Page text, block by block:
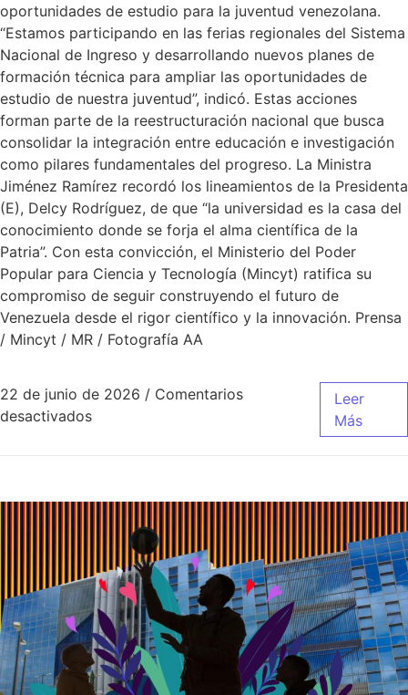
oportunidades de estudio para la juventud venezolana.
“Estamos participando en las ferias regionales del Sistema
Nacional de Ingreso y desarrollando nuevos planes de
formación técnica para ampliar las oportunidades de
estudio de nuestra juventud”, indicó. Estas acciones
forman parte de la reestructuración nacional que busca
consolidar la integración entre educación e investigación
como pilares fundamentales del progreso. La Ministra
Jiménez Ramírez recordó los lineamientos de la Presidenta
(E), Delcy Rodríguez, de que “la universidad es la casa del
conocimiento donde se forja el alma científica de la
Patria”. Con esta convicción, el Ministerio del Poder
Popular para Ciencia y Tecnología (Mincyt) ratifica su
compromiso de seguir construyendo el futuro de
Venezuela desde el rigor científico y la innovación. Prensa
/ Mincyt / MR / Fotografía AA
22 de junio de 2026 / Comentarios
desactivados
Leer
Más